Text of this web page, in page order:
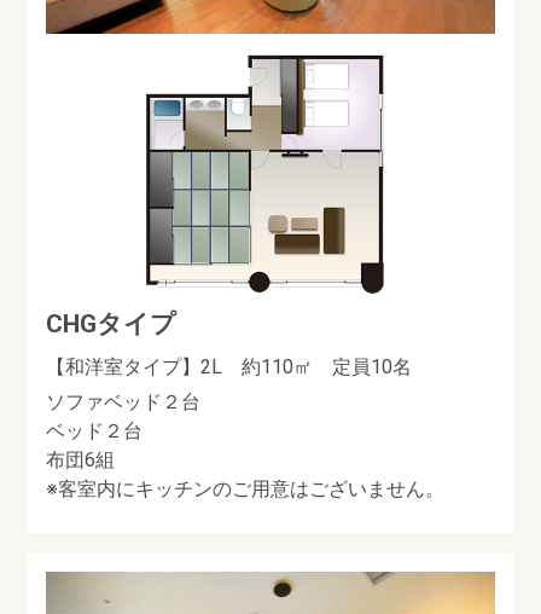
CHGタイプ
【和洋室タイプ】2L 約110㎡ 定員10名
ソファベッド２台
ベッド２台
布団6組
※客室内にキッチンのご用意はございません。